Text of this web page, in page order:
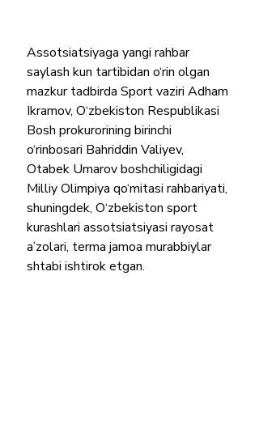
Assotsiatsiyaga yangi rahbar
saylash kun tartibidan o‘rin olgan
mazkur tadbirda Sport vaziri Adham
Ikramov, O‘zbekiston Respublikasi
Bosh prokurorining birinchi
o‘rinbosari Bahriddin Valiyev,
Otabek Umarov boshchiligidagi
Milliy Olimpiya qo‘mitasi rahbariyati,
shuningdek, O‘zbekiston sport
kurashlari assotsiatsiyasi rayosat
a’zolari, terma jamoa murabbiylar
shtabi ishtirok etgan.